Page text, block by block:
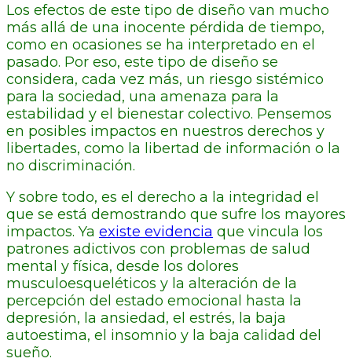
Los efectos de este tipo de diseño van mucho
más allá de una inocente pérdida de tiempo,
como en ocasiones se ha interpretado en el
pasado. Por eso, este tipo de diseño se
considera, cada vez más, un riesgo sistémico
para la sociedad, una amenaza para la
estabilidad y el bienestar colectivo. Pensemos
en posibles impactos en nuestros derechos y
libertades, como la libertad de información o la
no discriminación.
Y sobre todo, es el derecho a la integridad el
que se está demostrando que sufre los mayores
impactos. Ya existe evidencia que vincula los
patrones adictivos con problemas de salud
mental y física, desde los dolores
musculoesqueléticos y la alteración de la
percepción del estado emocional hasta la
depresión, la ansiedad, el estrés, la baja
autoestima, el insomnio y la baja calidad del
sueño.